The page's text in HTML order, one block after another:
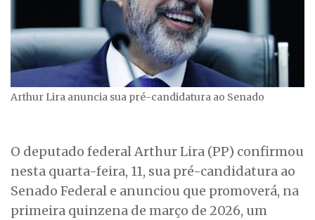
Arthur Lira anuncia sua pré-candidatura ao Senado
O deputado federal Arthur Lira (PP) confirmou
nesta quarta-feira, 11, sua pré-candidatura ao
Senado Federal e anunciou que promoverá, na
primeira quinzena de março de 2026, um